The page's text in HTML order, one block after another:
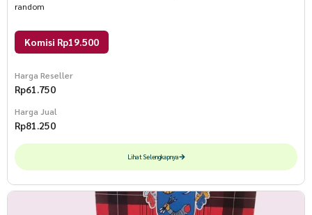
random
Komisi Rp19.500
Harga Reseller
Rp61.750
Harga Jual
Rp81.250
Lihat Selengkapnya